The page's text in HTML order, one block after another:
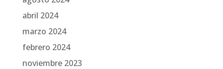
abril 2024
marzo 2024
febrero 2024
noviembre 2023